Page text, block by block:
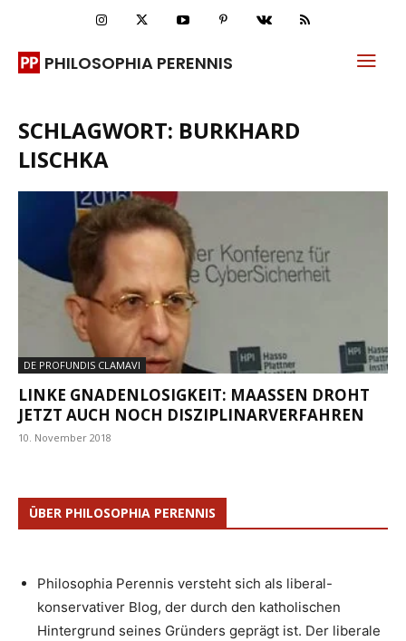
PHILOSOPHIA PERENNIS
SCHLAGWORT: BURKHARD
LISCHKA
DE PROFUNDIS CLAMAVI
LINKE GNADENLOSIGKEIT: MAASSEN DROHT J
ETZT AUCH NOCH DISZIPLINARVERFAHREN
10. November 2018
ÜBER PHILOSOPHIA PERENNIS
Philosophia Perennis versteht sich als liberal-
konservativer Blog, der durch den katholischen
Hintergrund seines Gründers geprägt ist. Der liberale